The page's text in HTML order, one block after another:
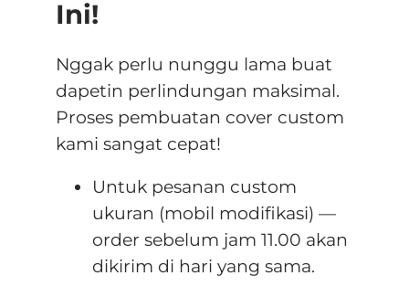
Ini!
Nggak perlu nunggu lama buat
dapetin perlindungan maksimal.
Proses pembuatan cover custom
kami sangat cepat!
Untuk pesanan custom
ukuran (mobil modifikasi) —
order sebelum jam 11.00 akan
dikirim di hari yang sama.